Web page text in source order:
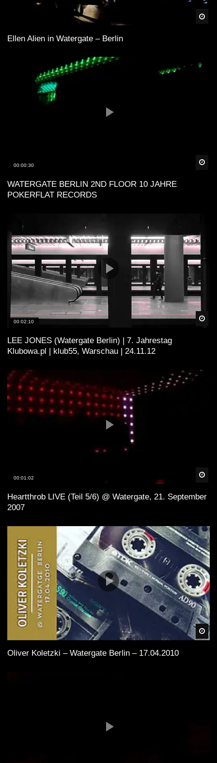
Ellen Alien in Watergate – Berlin
00:00:30
WATERGATE BERLIN 2ND FLOOR 10 JAHRE
POKERFLAT RECORDS
00:02:10
LEE JONES (Watergate Berlin) | 7. Jahrestag
Klubowa.pl | klub55, Warschau | 24.11.12
00:01:02
Heartthrob LIVE (Teil 5/6) @ Watergate, 21. September
2007
Oliver Koletzki – Watergate Berlin – 17.04.2010